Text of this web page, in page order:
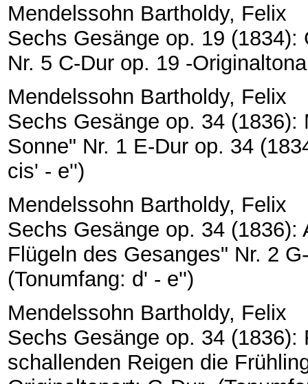
Mendelssohn Bartholdy, Felix
Sechs Gesänge op. 19
Nr. 5 C-Dur op. 19 -
Mendelssohn Bartholdy, Felix
Sechs Gesänge op. 34
Sonne" Nr. 1 E-Dur op. 34
cis' - e'')
Mendelssohn Bartholdy, Felix
Sechs Gesänge op. 34
Flügeln des Gesanges" Nr. 2
(Tonumfang: d' - e'')
Mendelssohn Bartholdy, Felix
Sechs Gesänge op. 34
schallenden Reigen die